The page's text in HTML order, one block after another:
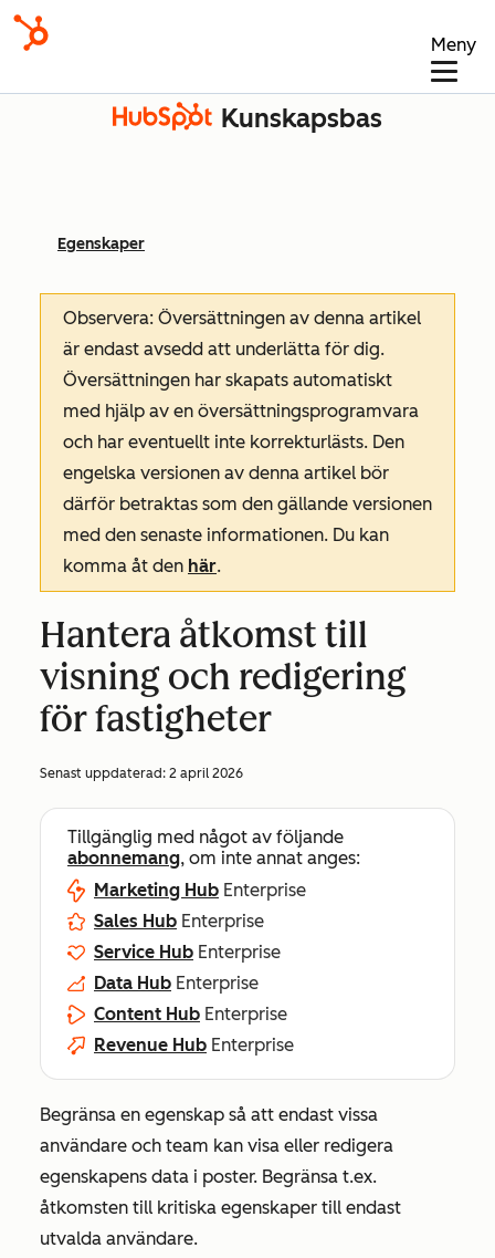
Meny
Kunskapsbas
Egenskaper
Observera: Översättningen av denna artikel
är endast avsedd att underlätta för dig.
Översättningen har skapats automatiskt
med hjälp av en översättningsprogramvara
och har eventuellt inte korrekturlästs. Den
engelska versionen av denna artikel bör
därför betraktas som den gällande versionen
med den senaste informationen. Du kan
komma åt den här.
Hantera åtkomst till
visning och redigering
för fastigheter
Senast uppdaterad: 2 april 2026
Tillgänglig med något av följande
abonnemang, om inte annat anges:
Marketing Hub Enterprise
Sales Hub Enterprise
Service Hub Enterprise
Data Hub Enterprise
Content Hub Enterprise
Revenue Hub Enterprise
Begränsa en egenskap så att endast vissa
användare och team kan visa eller redigera
egenskapens data i poster. Begränsa t.ex.
åtkomsten till kritiska egenskaper till endast
utvalda användare.